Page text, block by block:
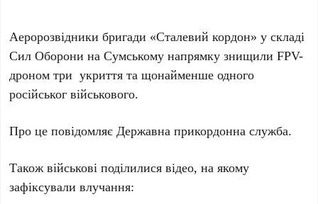
Аеророзвідники бригади «Сталевий кордон» у складі
Сил Оборони на Сумському напрямку знищили FPV-
дроном три укриття та щонайменше одного
російськог військового.
Про це повідомляє Державна прикордонна служба.
Також військові поділилися відео, на якому
зафіксували влучання: